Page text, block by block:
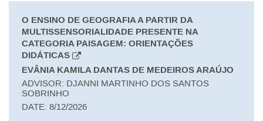
O ENSINO DE GEOGRAFIA A PARTIR DA
MULTISSENSORIALIDADE PRESENTE NA
CATEGORIA PAISAGEM: ORIENTAÇÕES
DIDÁTICAS
EVÂNIA KAMILA DANTAS DE MEDEIROS ARAÚJO
ADVISOR: DJANNI MARTINHO DOS SANTOS
SOBRINHO
DATE: 8/12/2026